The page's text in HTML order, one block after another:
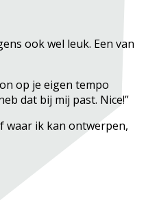
ook wel leuk. Een van
op je eigen tempo
dat bij mij past. Nice!”
waar ik kan ontwerpen,